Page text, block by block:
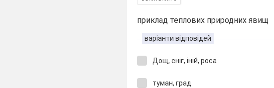
приклад теплових природних явищ
варіанти відповідей
Дощ, сніг, іній, роса
туман, град